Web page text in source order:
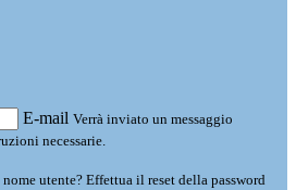
E-mail Verrà inviato un messaggio
necessarie.
utente? Effettua il reset della password